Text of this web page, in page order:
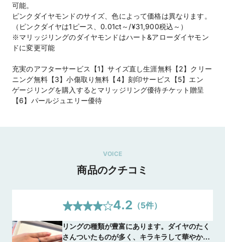
可能。
ピンクダイヤモンドのサイズ、色によって価格は異なります。
（ピンクダイヤは1ピース、0.01ct～/¥31,900税込～）
※マリッジリングのダイヤモンドはハート&アローダイヤモン
ドに変更可能
充実のアフターサービス【1】サイズ直し生涯無料【2】クリー
ニング無料【3】小傷取り無料【4】刻印サービス【5】エン
ゲージリングを購入するとマリッジリング優待チケット贈呈
【6】パールジュエリー優待
VOICE
商品のクチコミ
4.2 （5件）
リングの種類が豊富にあります。ダイヤのたく
さんついたものが多く、キラキラして華やかで